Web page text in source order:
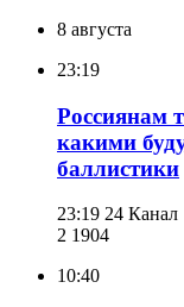
8 августа
23:19
Россиянам
какими
баллистики
23:19 24 Канал
2 1904
10:40